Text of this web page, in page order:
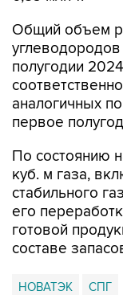
Общий объем
полугодии
аналогичных
первое
По состоянию
куб. м газа,
стабильного
его
готовой
составе
НОВАТЭК СПГ